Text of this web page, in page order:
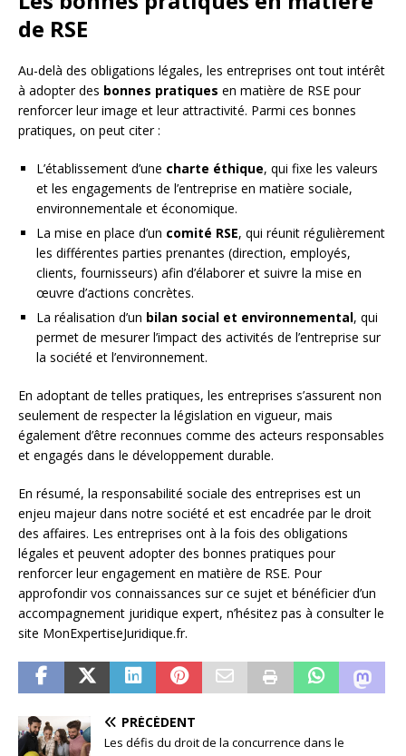
de RSE
Au-delà des obligations légales, les entreprises ont tout intérêt
à adopter des bonnes pratiques en matière de RSE pour
renforcer leur image et leur attractivité. Parmi ces bonnes
pratiques, on peut citer :
L’établissement d’une charte éthique, qui fixe les valeurs
et les engagements de l’entreprise en matière sociale,
environnementale et économique.
La mise en place d’un comité RSE, qui réunit régulièrement
les différentes parties prenantes (direction, employés,
clients, fournisseurs) afin d’élaborer et suivre la mise en
œuvre d’actions concrètes.
La réalisation d’un bilan social et environnemental, qui
permet de mesurer l’impact des activités de l’entreprise sur
la société et l’environnement.
En adoptant de telles pratiques, les entreprises s’assurent non
seulement de respecter la législation en vigueur, mais
également d’être reconnues comme des acteurs responsables
et engagés dans le développement durable.
En résumé, la responsabilité sociale des entreprises est un
enjeu majeur dans notre société et est encadrée par le droit
des affaires. Les entreprises ont à la fois des obligations
légales et peuvent adopter des bonnes pratiques pour
renforcer leur engagement en matière de RSE. Pour
approfondir vos connaissances sur ce sujet et bénéficier d’un
accompagnement juridique expert, n’hésitez pas à consulter le
site MonExpertiseJuridique.fr.
PRÉCÉDENT
Les défis du droit de la concurrence dans le